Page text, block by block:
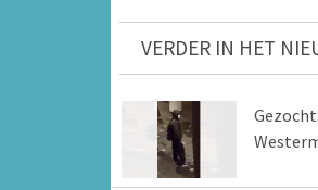
VERDER IN HET